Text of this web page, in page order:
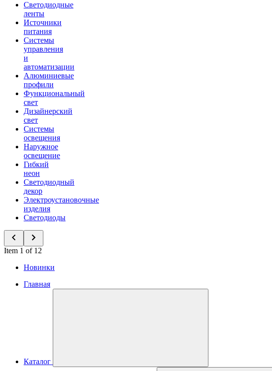
Светодиодные
ленты
Источники
питания
Системы
управления
и
автоматизации
Алюминиевые
профили
Функциональный
свет
Дизайнерский
свет
Системы
освещения
Наружное
освещение
Гибкий
неон
Светодиодный
декор
Электроустановочные
изделия
Светодиоды
Item 1 of 12
Новинки
Главная
Каталог